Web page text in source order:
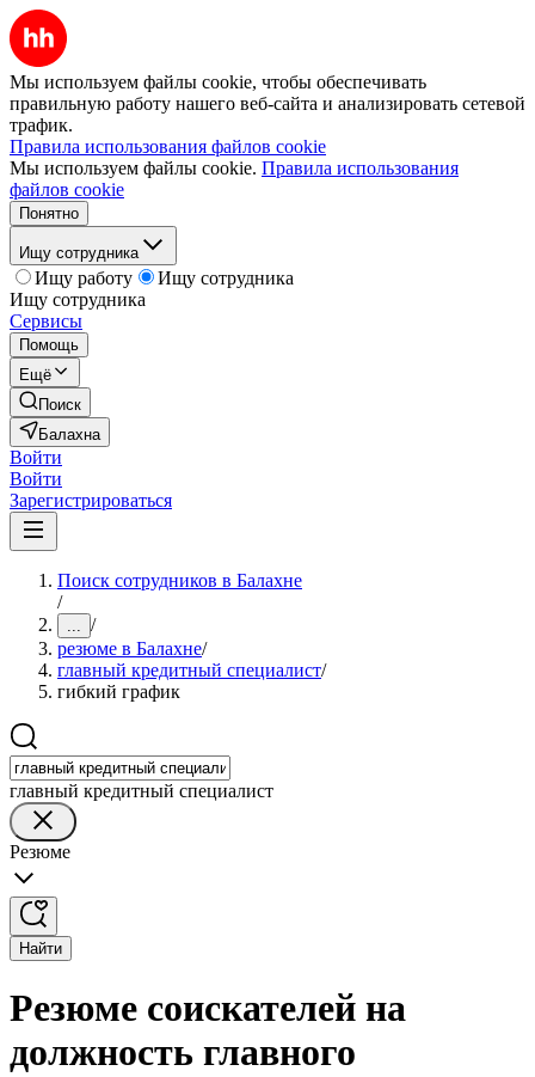
Мы используем файлы cookie, чтобы обеспечивать
правильную работу нашего веб-сайта и анализировать сетевой
трафик.
Правила использования файлов cookie
Мы используем файлы cookie. Правила использования
файлов cookie
Понятно
Ищу сотрудника
Ищу работу
Ищу сотрудника
Ищу сотрудника
Сервисы
Помощь
Ещё
Поиск
Балахна
Войти
Войти
Зарегистрироваться
Поиск сотрудников в Балахне
/
... /
резюме в Балахне/
главный кредитный специалист/
гибкий график
главный кредитный специалист
Резюме
Найти
Резюме соискателей на
должность главного